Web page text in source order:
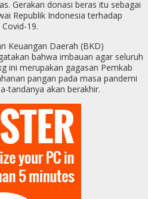
Gerakan donasi beras itu sebagai
Republik Indonesia terhadap
19.
Keuangan Daerah (BKD)
bahwa imbauan agar seluruh
ini merupakan gagasan Pemkab
pangan pada masa pandemi
tandanya akan berakhir.